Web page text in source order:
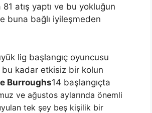
atış yaptı ve bu yokluğun
buna bağlı iyileşmeden
lig başlangıç ​​oyuncusu
bu kadar etkisiz bir kolun
Burroughs14 başlangıçta
ve ağustos aylarında önemli
tek şey beş kişilik bir